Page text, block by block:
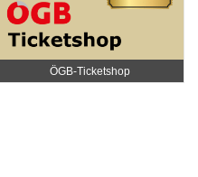
ÖGB-Ticketshop